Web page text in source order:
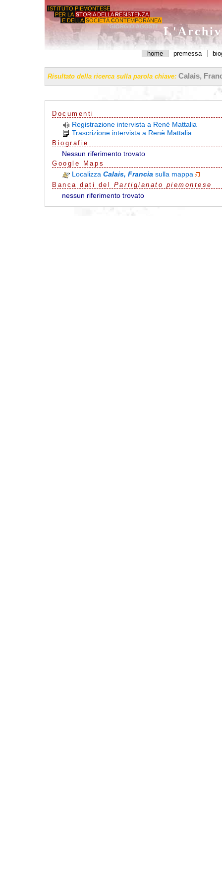
ISTITUTO PIEMONTESE
PER LA STORIA DELLA RESISTENZA
E DELLA SOCIETÀ CONTEMPORANEA
'GIORGIO AGOSTI'
home premessa
Risultato della ricerca sulla parola chiave: Calais,
Documenti
Registrazione intervista a Renè Mattalia
Trascrizione intervista a Renè Mattalia
Biografie
Nessun riferimento trovato
G oo g e Maps
LocalizzaCalais, Franciasulla mappa
Banca dati del Partigianato piemontese
nessun riferimento trovato